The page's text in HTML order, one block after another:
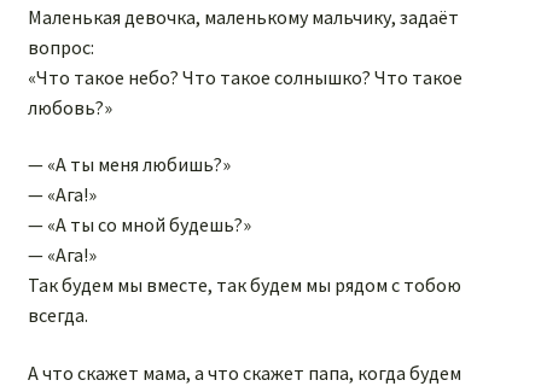
Маленькая девочка, маленькому мальчику, задаёт
вопрос:
«Что такое небо? Что такое солнышко? Что такое
любовь?»
— «А ты меня любишь?»
— «Ага!»
— «А ты со мной будешь?»
— «Ага!»
Так будем мы вместе, так будем мы рядом с тобою
всегда.
А что скажет мама, а что скажет папа, когда будем